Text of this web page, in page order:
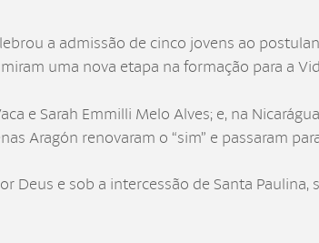
a admissão de cinco jovens ao
uma nova etapa na formação para a
e Sarah Emmilli Melo Alves; e, na
Aragón renovaram o “sim” e passaram
Deus e sob a intercessão de Santa Paulina,